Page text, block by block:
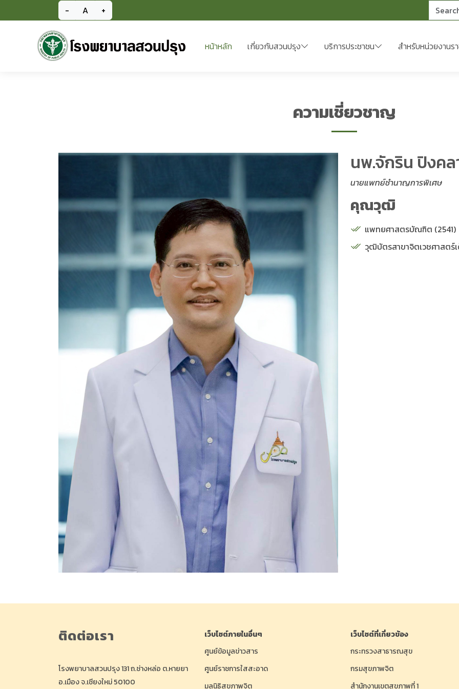
- A + ค้นหา
หน้าหลัก เกี่ยวกับสวนปรุง บริการประชาชน สำหรับหน่วยงานร
ความเชี่ยวชาญ
นพ.จักริน ปิงค
นายแพทย์ชำนาญการพิเศษ
คุณวุฒิ
แพทยศาสตรบัณฑิต (2541)
วุฒิบัตรสาขาจิตเวชศาสตร์
ติดต่อเรา
โรงพยาบาลสวนปรุง 131 ถ.ช่างหล่อ ต.หายยา
อ.เมือง จ.เชียงใหม่ 50100
เว็บไซต์ภายในอื่นๆ
ศูนย์ข้อมูลข่าวสาร
ศูนย์ราชการใสสะอาด
มูลนิธิสุขภาพจิต
เว็บไซต์ที่เกี่ยวข้อง
กระทรวงสาธารณสุข
กรมสุขภาพจิต
สำนักงานเขตสุขภาพที่ 1